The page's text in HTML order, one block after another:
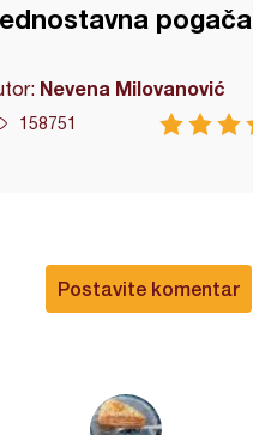
pogača
Nevena Milovanović
158751
Postavite komentar